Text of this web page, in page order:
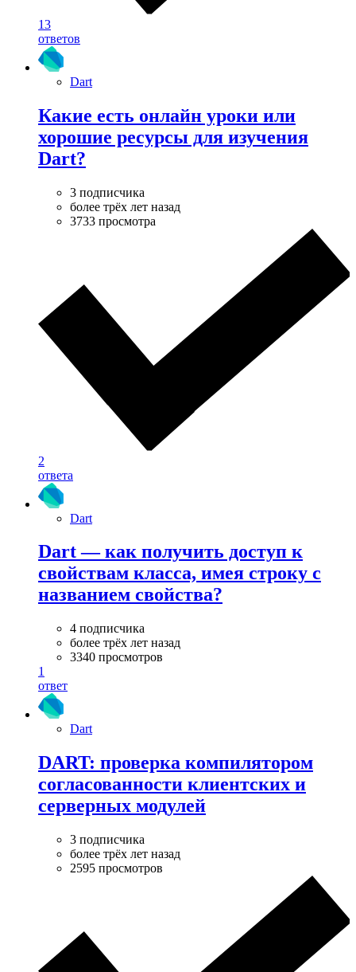
13
ответов
Dart
Какие есть онлайн уроки или
хорошие ресурсы для изучения
Dart?
3 подписчика
более трёх лет назад
3733 просмотра
2
ответа
Dart
Dart — как получить доступ к
свойствам класса, имея строку с
названием свойства?
4 подписчика
более трёх лет назад
3340 просмотров
1
ответ
Dart
DART: проверка компилятором
согласованности клиентских и
серверных модулей
3 подписчика
более трёх лет назад
2595 просмотров